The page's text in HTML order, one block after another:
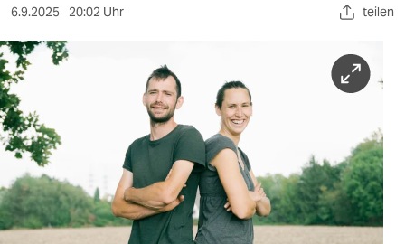
sport
berlin
nord
wahrheit
verlag
6.9.2025 20:02 Uhr teilen